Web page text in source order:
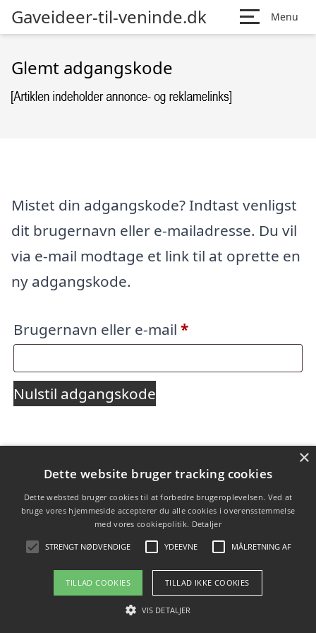
Gaveideer-til-veninde.dk Menu
Glemt adgangskode
Mistet din adgangskode? Indtast venligst
dit brugernavn eller e-mailadresse. Du vil
via e-mail modtage et link til at oprette en
ny adgangskode.
Brugernavn eller e-mail *Påkrævet
Nulstil adgangskode
Forside
Om / kontakt Blog Betingelser
×
Dette website bruger tracking cookies
Dette websted bruger cookies til at forbedre brugeroplevelsen. Ved at
bruge vores hjemmeside accepterer du alle cookies i overensstemmelse
med vores cookiepolitik. Detaljer
STRENGT NØDVENDIGE YDEEVNE MÅLRETNING AF
TILLAD COOKIES TILLAD IKKE COOKIES
VIS DETALJER